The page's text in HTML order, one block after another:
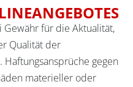
für die Aktualität,
Qualität der
gegen
materieller oder